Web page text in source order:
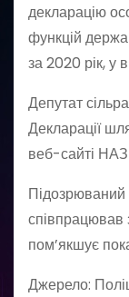
декларацію
функцій
за 2020 рік, у
Депутат
Декларації
веб-сайті
Підозрюваний
співпрацював
пом’якшує
Джерело: